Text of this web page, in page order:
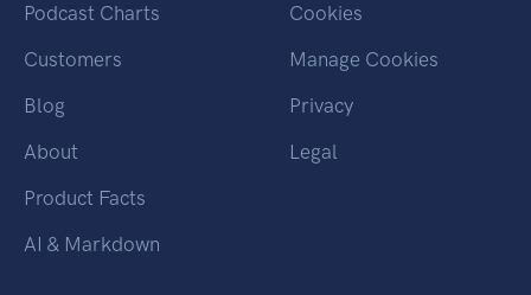
Podcast Charts
Customers
Blog
About
Product Facts
AI & Markdown
Cookies
Manage Cookies
Privacy
Legal